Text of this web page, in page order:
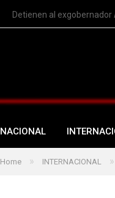
Detienen al
NACIONAL
Home » INTERNACIONAL »